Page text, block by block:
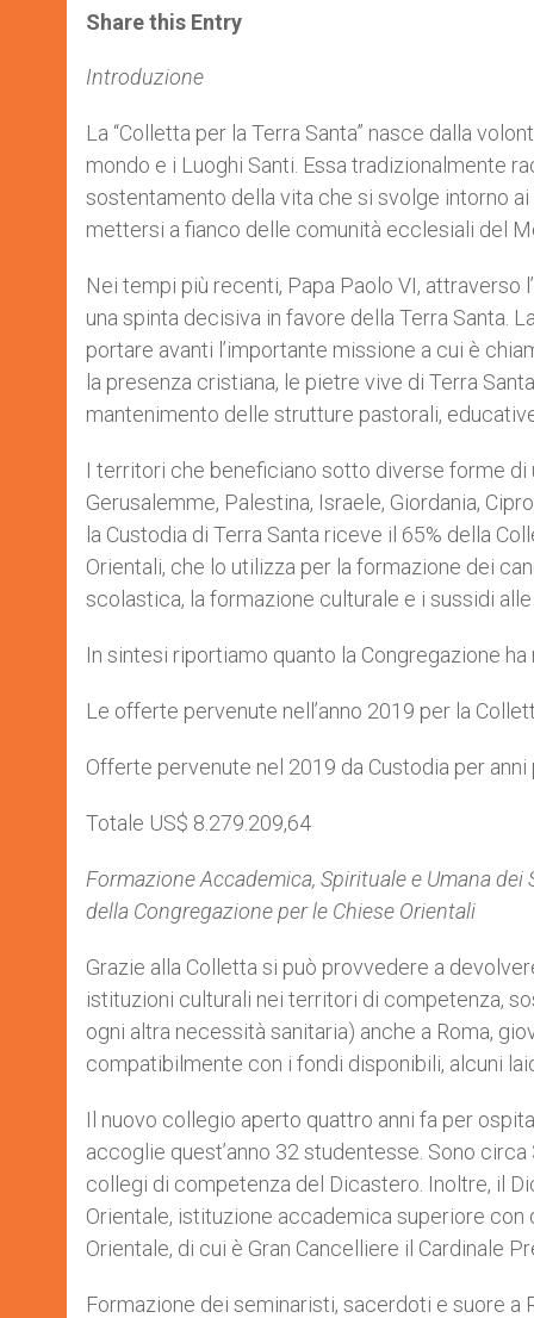
t
s
p
p
s
e
g
e
e
b
Share this Entry
Introduzione
La “Colletta per la Terra Santa” nasce dalla
mondo e i Luoghi Santi. Essa tradizionalmente
sostentamento della vita che si svolge intorno
mettersi a fianco delle comunità ecclesiali del
Nei tempi più recenti, Papa Paolo VI, attraverso
una spinta decisiva in favore della Terra Santa.
portare avanti l’importante missione a cui è
la presenza cristiana, le pietre vive di Terra
mantenimento delle strutture pastorali,
I territori che beneficiano sotto diverse forme
Gerusalemme, Palestina, Israele, Giordania,
la Custodia di Terra Santa riceve il 65% della
Orientali, che lo utilizza per la formazione dei
scolastica, la formazione culturale e i sussidi
In sintesi riportiamo quanto la Congregazione
Le offerte pervenute nell’anno 2019 per la
Offerte pervenute nel 2019 da Custodia per
Totale US$ 8.279.209,64
Formazione Accademica, Spirituale e Umana
della Congregazione per le Chiese Orientali
Grazie alla Colletta si può provvedere a
istituzioni culturali nei territori di competenza,
ogni altra necessità sanitaria) anche a Roma,
compatibilmente con i fondi disponibili, alcuni
Il nuovo collegio aperto quattro anni fa per
accoglie quest’anno 32 studentesse. Sono
collegi di competenza del Dicastero. Inoltre, il
Orientale, istituzione accademica superiore
Orientale, di cui è Gran Cancelliere il Cardinale
Formazione dei seminaristi, sacerdoti e suore a